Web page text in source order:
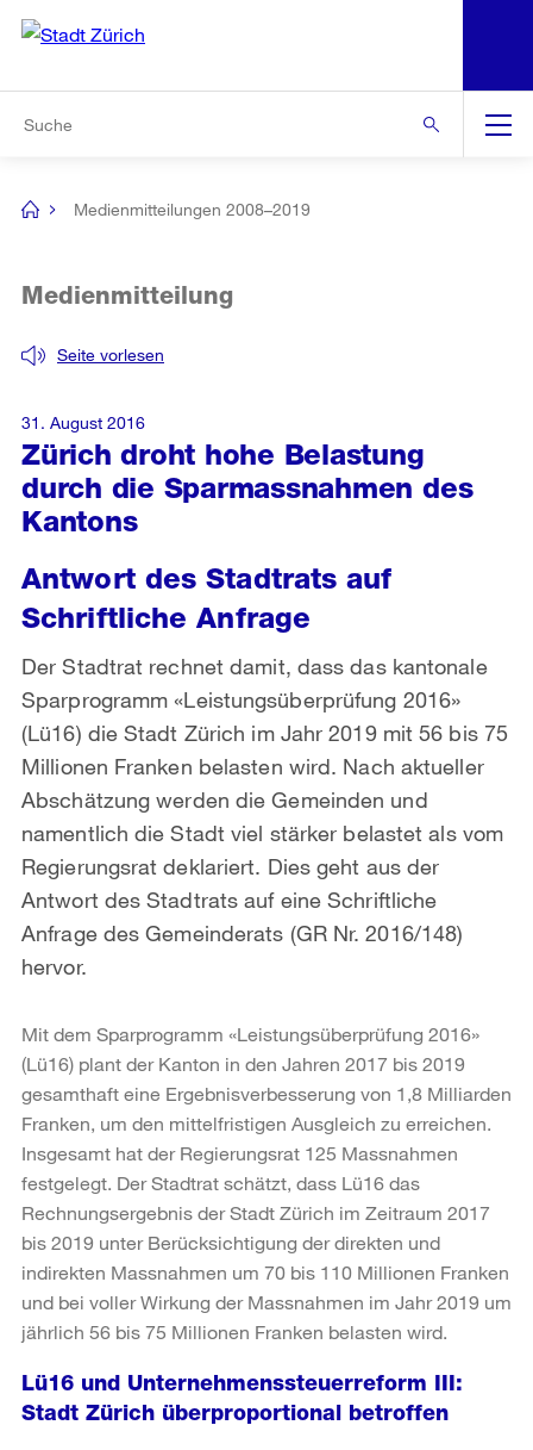
Navigation
[no
Medienmitteilungen 2008–2019
Zürich droht hohe Belastung
durch die Sparmassnahmen des
Kantons
Seite vorlesen
Medienmitteilung
Antwort des Stadtrats auf
Schriftliche Anfrage
Der Stadtrat rechnet damit, dass das kantonale
Sparprogramm «Leistungsüberprüfung 2016»
(Lü16) die Stadt Zürich im Jahr 2019 mit 56 bis 75
Millionen Franken belasten wird. Nach aktueller
Abschätzung werden die Gemeinden und
namentlich die Stadt viel stärker belastet als vom
Regierungsrat deklariert. Dies geht aus der
Antwort des Stadtrats auf eine Schriftliche
Anfrage des Gemeinderats (GR Nr. 2016/148)
hervor.
31. August 2016
Mit dem Sparprogramm «Leistungsüberprüfung 2016»
(Lü16) plant der Kanton in den Jahren 2017 bis 2019
gesamthaft eine Ergebnisverbesserung von 1,8 Milliarden
Franken, um den mittelfristigen Ausgleich zu erreichen.
Insgesamt hat der Regierungsrat 125 Massnahmen
festgelegt. Der Stadtrat schätzt, dass Lü16 das
Rechnungsergebnis der Stadt Zürich im Zeitraum 2017
bis 2019 unter Berücksichtigung der direkten und
indirekten Massnahmen um 70 bis 110 Millionen Franken
und bei voller Wirkung der Massnahmen im Jahr 2019 um
jährlich 56 bis 75 Millionen Franken belasten wird.
Lü16 und Unternehmenssteuerreform III:
Stadt Zürich überproportional betroffen